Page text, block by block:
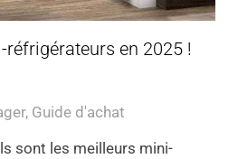
en 2025 !
, Guide d'achat
sont les meilleurs mini-